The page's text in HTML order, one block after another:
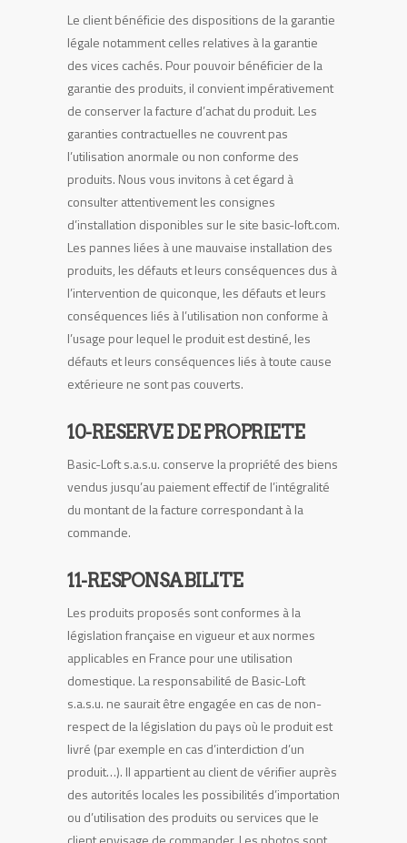
Le client bénéficie des dispositions de la garantie
légale notamment celles relatives à la garantie
des vices cachés. Pour pouvoir bénéficier de la
garantie des produits, il convient impérativement
de conserver la facture d’achat du produit. Les
garanties contractuelles ne couvrent pas
l’utilisation anormale ou non conforme des
produits. Nous vous invitons à cet égard à
consulter attentivement les consignes
d’installation disponibles sur le site basic-loft.com.
Les pannes liées à une mauvaise installation des
produits, les défauts et leurs conséquences dus à
l’intervention de quiconque, les défauts et leurs
conséquences liés à l’utilisation non conforme à
l’usage pour lequel le produit est destiné, les
défauts et leurs conséquences liés à toute cause
extérieure ne sont pas couverts.
10-RESERVE DE PROPRIETE
Basic-Loft s.a.s.u. conserve la propriété des biens
vendus jusqu’au paiement effectif de l’intégralité
du montant de la facture correspondant à la
commande.
11-RESPONSABILITE
Les produits proposés sont conformes à la
législation française en vigueur et aux normes
applicables en France pour une utilisation
domestique. La responsabilité de Basic-Loft
s.a.s.u. ne saurait être engagée en cas de non-
respect de la législation du pays où le produit est
livré (par exemple en cas d’interdiction d’un
produit…). Il appartient au client de vérifier auprès
des autorités locales les possibilités d’importation
ou d’utilisation des produits ou services que le